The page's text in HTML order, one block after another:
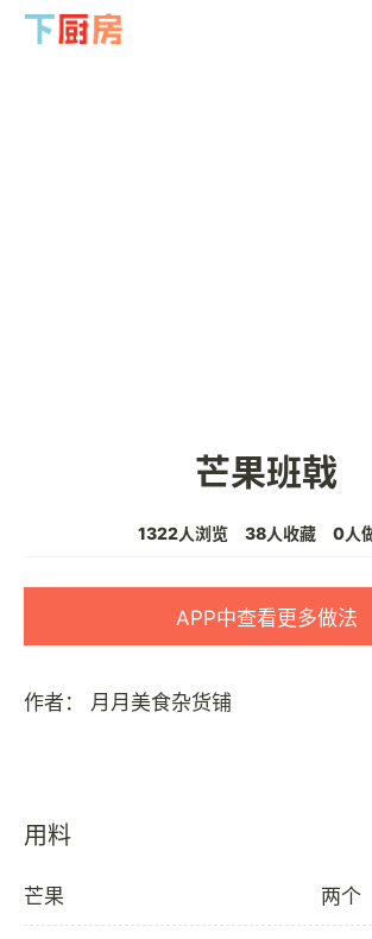
芒果班戟
1322人浏览 38人收藏 0人
APP中查看更多做法
作者： 月月美食杂货铺
用料
芒果 两个